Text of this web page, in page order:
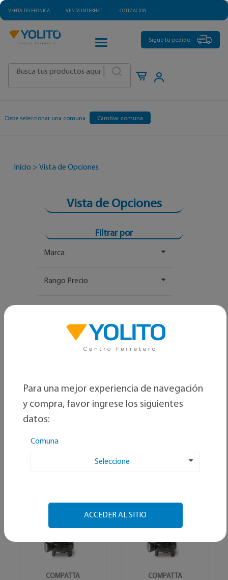
VENTA TELEFÓNICA VENTA INTERNET COTIZACIÓN
CATEGORÍAS
Sigue tu pedido
Debe seleccionar una comuna Cambiar comuna
Inicio > Vista de Opciones
Vista de Opciones
Filtrar por
Marca
Rango Precio
Alfabetico
COMPATTA COMPATTA
Para una mejor experiencia de navegación
y compra, favor ingrese los siguientes
datos:
Comuna
Seleccione
ACCEDER AL SITIO